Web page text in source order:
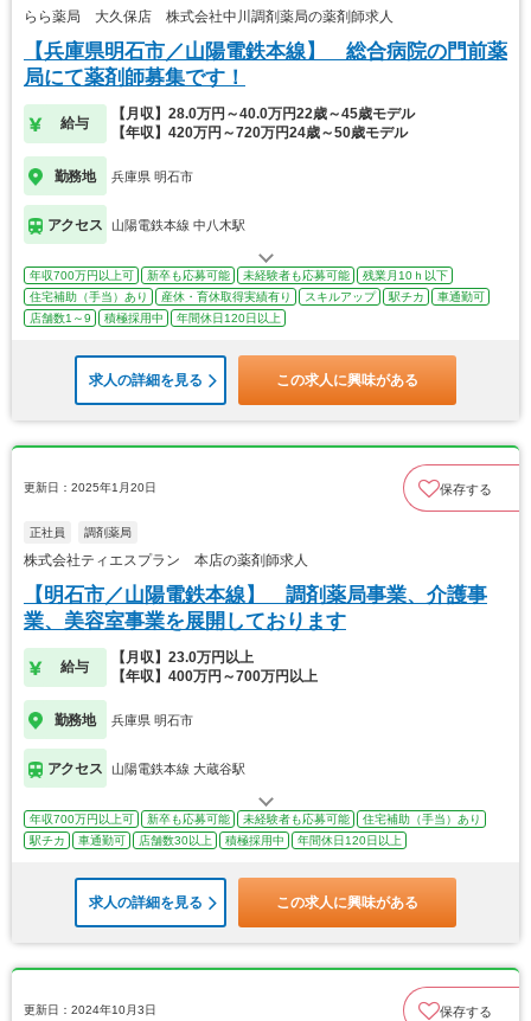
らら薬局 大久保店 株式会社中川調剤薬局の薬剤師求人
【兵庫県明石市／山陽電鉄本線】 総合病院の門前薬
局にて薬剤師募集です！
給与
【月収】28.0万円～40.0万円22歳～45歳モデル
【年収】420万円～720万円24歳～50歳モデル
勤務地 兵庫県 明石市
アクセス 山陽電鉄本線 中八木駅
年収700万円以上可 新卒も応募可能 未経験者も応募可能
残業月10ｈ以下
住宅補助（手当）あり
産休・育休取得実績有り スキルアップ 駅チカ
車通勤可
店舗数1～9
積極採用中 年間休日120日以上
求人の詳細を見る この求人に興味がある
更新日：2025年1月20日 保存する
正社員 調剤薬局
株式会社ティエスプラン 本店の薬剤師求人
【明石市／山陽電鉄本線】 調剤薬局事業、介護事
業、美容室事業を展開しております
給与
【月収】23.0万円以上
【年収】400万円～700万円以上
勤務地 兵庫県 明石市
アクセス 山陽電鉄本線 大蔵谷駅
年収700万円以上可 新卒も応募可能 未経験者も応募可能
住宅補助（手当）あり
駅チカ
車通勤可 店舗数30以上 積極採用中 年間休日120日以上
求人の詳細を見る この求人に興味がある
更新日：2024年10月3日 保存する